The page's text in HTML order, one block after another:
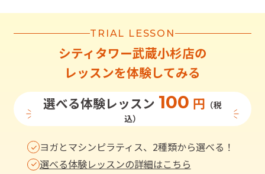
TRIAL LESSON
シティタワー武蔵小杉店の
レッスンを体験してみる
選べる体験レッスン 100 円 （税
込）
ヨガとマシンピラティス、2種類から選べる！
選べる体験レッスンの詳細はこちら